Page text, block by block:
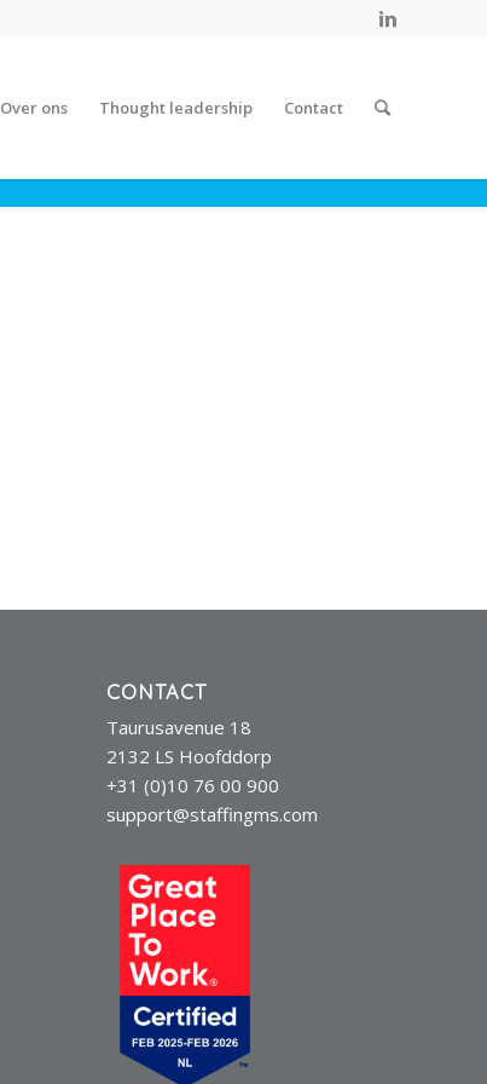
Over ons Thought leadership Contact
CONTACT
Taurusavenue 18
2132 LS Hoofddorp
+31 (0)10 76 00 900
support@staffingms.com